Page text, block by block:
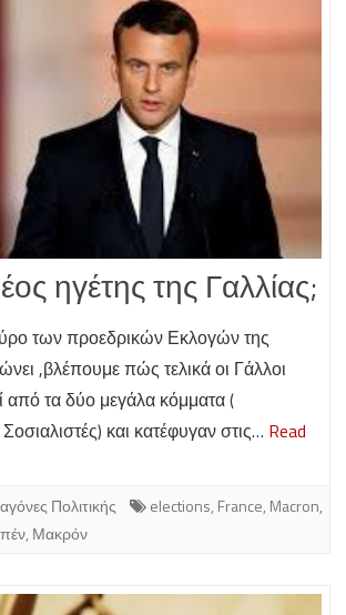
ηγέτης της Γαλλίας;
των προεδρικών Εκλογών της
,βλέπουμε πώς τελικά οι Γάλλοι
από τα δύο μεγάλα κόμματα (
και κατέφυγαν στις… Read
Πολιτικής elections, France, Macron,
, Μακρόν